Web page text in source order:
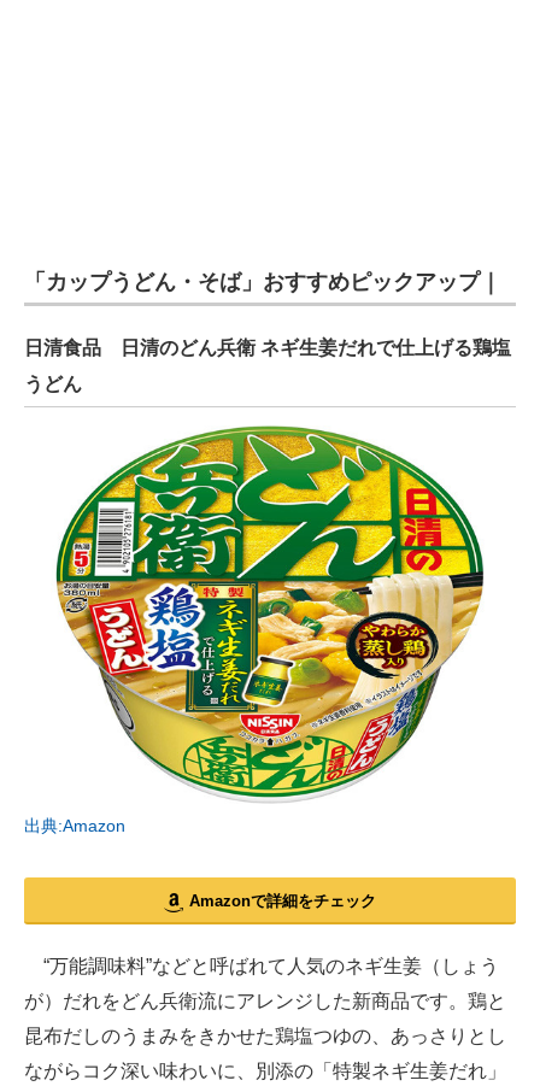
「カップうどん・そば」おすすめピックアップ｜
日清食品 日清のどん兵衛 ネギ生姜だれで仕上げる鶏塩
うどん
出典:Amazon
Amazonで詳細をチェック
“万能調味料”などと呼ばれて人気のネギ生姜（しょう
が）だれをどん兵衛流にアレンジした新商品です。鶏と
昆布だしのうまみをきかせた鶏塩つゆの、あっさりとし
ながらコク深い味わいに、別添の「特製ネギ生姜だれ」